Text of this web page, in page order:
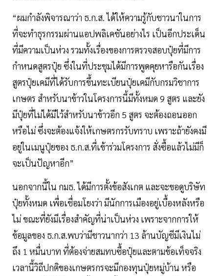
“ผมกำลังพิจารณาว่า ธ.ก.ส. ได้ให้ความรู้กับชาวนาในการ
ที่จะทำธุรกรรมผ่านแอปพลิเคชันอย่างไร เป็นอีกประเด็น
ที่มีความเป็นห่วง รวมทั้งเรื่องของการตรวจสอบปุ๋ยที่มีการ
กำหนดสูตรปุ๋ย ซึ่งในที่ประชุมได้มีการพูดคุยหารือกันเรื่อง
สูตรปุ๋ยเคมีที่ได้รับการขึ้นทะเบียนปุ๋ยเคมีกับกรมวิชาการ
เกษตร สำหรับนาข้าวในโครงการนี้มีทั้งหมด 9 สูตร และยัง
มีปุ๋ยที่ไม่ได้มีไว้สำหรับนาข้าวอีก 5 สูตร จะต้องถอนออก
หรือไม่ ซึ่งจะต้องแจ้งให้เกษตรกรรับทราบ เพราะถ้ายังคงมี
อยู่ในเมนูปุ๋ยของ ธ.ก.ส.ที่เข้าร่วมโครงการ สั่งซื้อแล้วไม่มีก็
จะเป็นปัญหาอีก”
นอกจากนี้ใน กมธ. ได้มีการตั้งข้อสังเกต และจะขอดูบริษัท
ปุ๋ยทั้งหมด เพื่อเชื่อมโยงว่า มีนักการเมืองอยู่เบื้องหลังหรือ
ไม่ ขณะที่ยังมีเรื่องสำคัญที่น่าเป็นห่วง เพราะจากการให้
ข้อมูลของ ธ.ก.ส.พบว่ามีชาวนากว่า 13 ล้านบัญชีมีเงินไม่
ถึง 1 หมื่นบาท ที่ต้องจ่ายสมทบซื้อปุ๋ยและตามข้อเท็จจริง
เวลานี้วิถีปกติของเกษตรกรจะมีกองทุนปุ๋ยหมู่บ้าน หรือ